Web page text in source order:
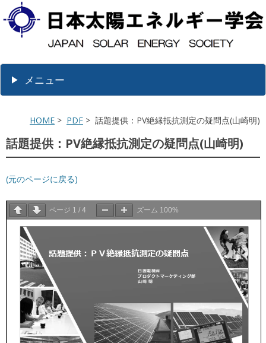
メニュー
HOME > PDF > 話題提供：PV絶縁抵抗測定の疑問点(山崎明)
話題提供：PV絶縁抵抗測定の疑問点(山崎明)
(元のページに戻る)
ページ 1 / 4 ズーム 100%